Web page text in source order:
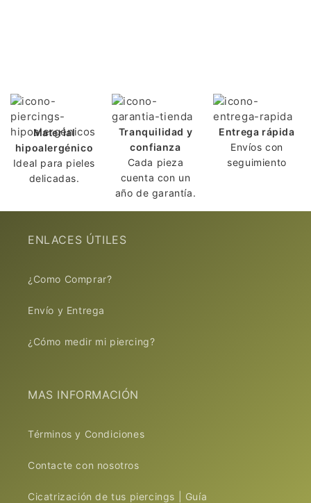
e
g
a
b
Material
hipoalergénico
Ideal para pieles
delicadas.
Tranquilidad y
confianza
Cada pieza
cuenta con un
año de garantía.
Entrega rápida
Envíos con
seguimiento
ENLACES ÚTILES
¿Como Comprar?
Envío y Entrega
¿Cómo medir mi piercing?
MAS INFORMACIÓN
Términos y Condiciones
Contacte con nosotros
Cicatrización de tus piercings | Guía